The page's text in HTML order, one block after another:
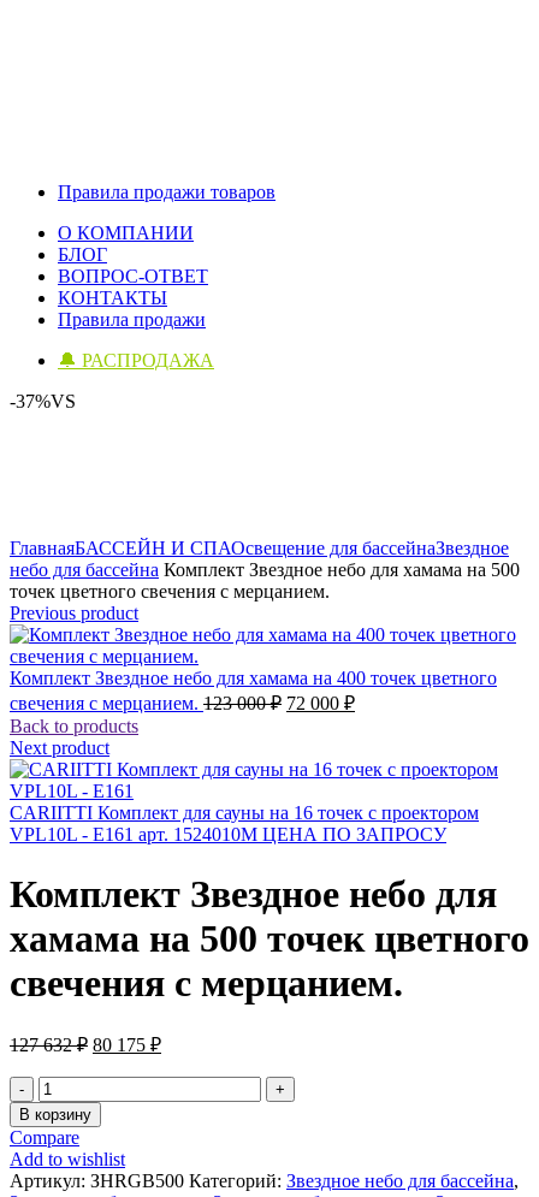
Правила продажи товаров
О КОМПАНИИ
БЛОГ
ВОПРОС-ОТВЕТ
КОНТАКТЫ
Правила продажи
🔔 РАСПРОДАЖА
-37%VS
ГлавнаяБАССЕЙН И СПАОсвещение для бассейнаЗвездное
небо для бассейна Комплект Звездное небо для хамама на 500
точек цветного свечения с мерцанием.
Previous product
Комплект Звездное небо для хамама на 400 точек цветного
свечения с мерцанием. 123 000₽ Первоначальная
123
72 000 ₽Текущая
000 ₽.
Back to products
Next product
CARIITTI Комплект для сауны на 16 точек с проектором
VPL10L - E161 арт. 1524010М ЦЕНА ПО ЗАПРОСУ
Комплект Звездное небо для
хамама на 500 точек цветного
свечения с мерцанием.
127 632₽ Первоначальная
составляла
127
632 ₽.
80 175 ₽Текущая
80
175 ₽.
Количество
товара
Комплект
Звездное
небо
В корзину
Compare
Add to wishlist
Артикул: ЗНRGB500 Категорий: Звездное небо для бассейна,